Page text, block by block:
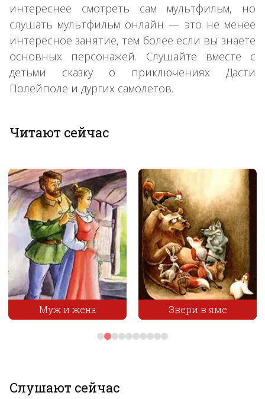
интереснее смотреть сам мультфильм, но
слушать мультфильм онлайн — это не менее
интересное занятие, тем более если вы знаете
основных персонажей. Слушайте вместе с
детьми сказку о приключениях Дасти
Полейполе и дургих самолетов.
Читают сейчас
Звери в яме Мирская сходка
Слушают сейчас